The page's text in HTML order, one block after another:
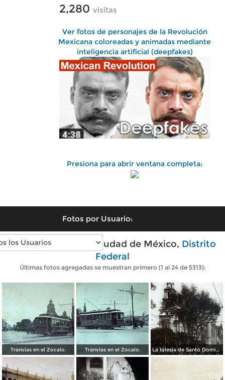
2,280 visitas
Ver fotos de personajes de la Revolución
Mexicana coloreadas y animadas mediante
inteligencia artificial (deepfakes)
Presiona para abrir ventana completa:
Fotos por Usuario:
Fotos antiguas de Ciudad de México, Distrito
Federal
Últimas fotos agregadas se muestran primero (1 al 24 de 5313):
Tranvias en el Zocalo. Tranvias en el Zocalo. La Iglesia de Santo Domingo.